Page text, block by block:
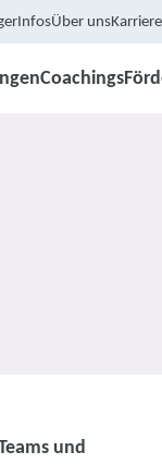
InfosÜber unsKarriere
Coachings
und